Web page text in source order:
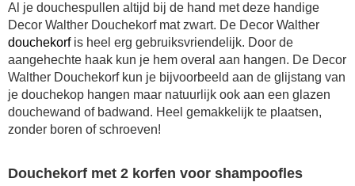
Al je douchespullen altijd bij de hand met deze handige
Decor Walther Douchekorf mat zwart. De Decor Walther
douchekorfis heel erg gebruiksvriendelijk. Door de
aangehechte haak kun je hem overal aan hangen. De Decor
Walther Douchekorf kun je bijvoorbeeld aan de glijstang van
je douchekop hangen maar natuurlijk ook aan een glazen
douchewand of badwand. Heel gemakkelijk te plaatsen,
zonder boren of schroeven!
Douchekorf met 2 korfen voor shampoofles